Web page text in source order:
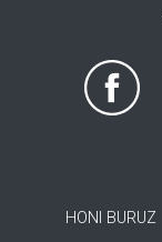
HONI BURUZ